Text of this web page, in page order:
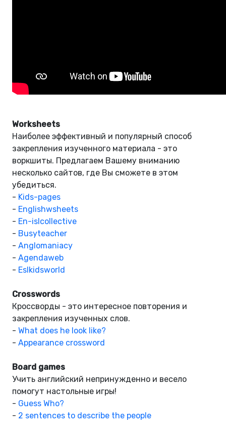
Worksheets
Наиболее эффективный и популярный способ
закрепления изученного материала - это
воркшиты. Предлагаем Вашему вниманию
несколько сайтов, где Вы сможете в этом
убедиться.
- Kids-pages
- Englishwsheets
- En-islcollective
- Busyteacher
- Anglomaniacy
- Agendaweb
- Eslkidsworld
Crosswords
Кроссворды - это интересное повторения и
закрепления изученных слов.
- What does he look like?
- Appearance crossword
Board games
Учить английский непринужденно и весело
помогут настольные игры!
- Guess Who?
- 2 sentences to describe the people